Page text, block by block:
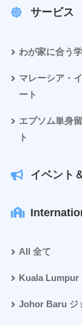
サービス
わが家に合う
マレーシア・
ート
エプソム単身
ト
イベント
All 全て
Kuala Lumpur
Johor Baru ジ